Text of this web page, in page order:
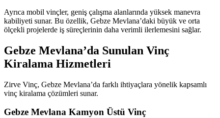
Ayrıca mobil vinçler, geniş çalışma alanlarında yüksek manevra
kabiliyeti sunar. Bu özellik, Gebze Mevlana’daki büyük ve orta
ölçekli projelerde iş süreçlerinin daha verimli ilerlemesini sağlar.
Gebze Mevlana’da Sunulan Vinç
Kiralama Hizmetleri
Zirve Vinç, Gebze Mevlana’da farklı ihtiyaçlara yönelik kapsamlı
vinç kiralama çözümleri sunar.
Gebze Mevlana Kamyon Üstü Vinç